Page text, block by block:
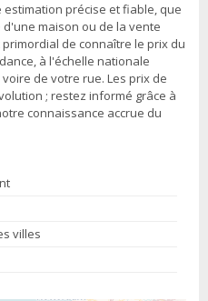
précise et fiable, que
maison ou de la vente
de connaître le prix du
à l'échelle nationale
de votre rue. Les prix de
; restez informé grâce à
connaissance accrue du
villes